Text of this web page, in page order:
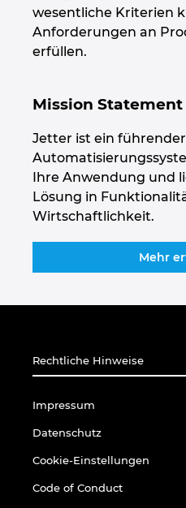
wesentliche Kriterien
Anforderungen an
erfüllen.
Mission Statement
Jetter ist ein
Ihre Anwendung und
Lösung in
Wirtschaftlichkeit.
Mehr
Rechtliche Hinweise
Impressum
Datenschutz
Cookie-Einstellungen
Code of Conduct
Schweden
Serbien
Singapur
Slowakei
Spanien
Südkorea
Tschechische Republik